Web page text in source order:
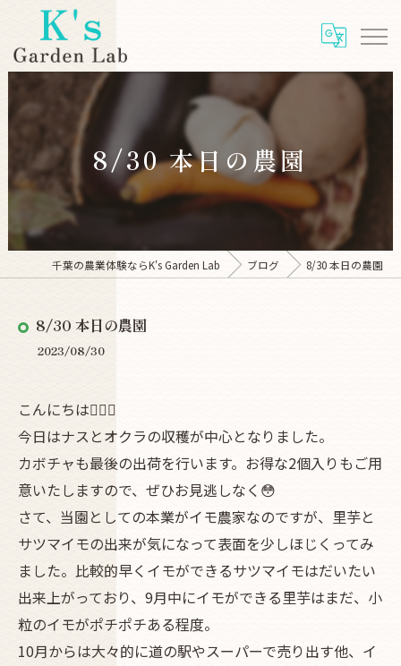
8/30 本日の農園
千葉の農業体験ならK's Garden Lab ブログ 8/30 本日の農園
8/30 本日の農園
2023/08/30
こんにちは🧙🏿‍♂️
今日はナスとオクラの収穫が中心となりました。
カボチャも最後の出荷を行います。お得な2個入りもご用
意いたしますので、ぜひお見逃しなく😳
さて、当園としての本業がイモ農家なのですが、里芋と
サツマイモの出来が気になって表面を少しほじくってみ
ました。比較的早くイモができるサツマイモはだいたい
出来上がっており、9月中にイモができる里芋はまだ、小
粒のイモがポチポチある程度。
10月からは大々的に道の駅やスーパーで売り出す他、イ